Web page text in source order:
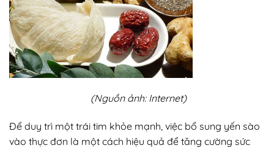
(Nguồn ảnh: Internet)
Để duy trì một trái tim khỏe mạnh, việc bổ sung yến sào
vào thực đơn là một cách hiệu quả để tăng cường sức